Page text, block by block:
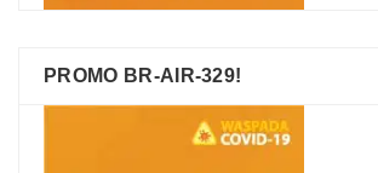
PROMO BR-AIR-329!